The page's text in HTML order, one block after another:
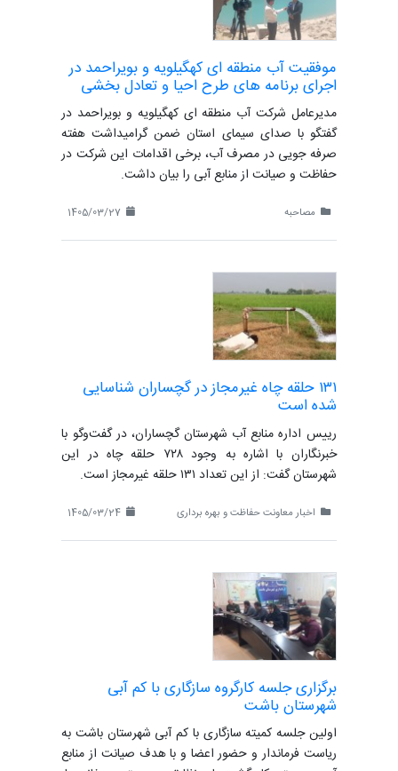
موفقیت آب منطقه ای کهگیلویه و بویراحمد در
اجرای برنامه های طرح احیا و تعادل بخشی
مدیرعامل شرکت آب منطقه ای کهگیلویه و بویراحمد در
گفتگو با صدای سیمای استان ضمن گرامیداشت هفته
صرفه جویی در مصرف آب، برخی اقدامات این شرکت در
حفاظت و صیانت از منابع آبی را بیان داشت.
مصاحبه
۱۳۱ حلقه چاه غیرمجاز در گچساران شناسایی
شده است
رییس اداره منابع آب شهرستان گچساران، در گفت‌وگو با
خبرنگاران با اشاره به وجود ۷۲۸ حلقه چاه در این
شهرستان گفت: از این تعداد ۱۳۱ حلقه غیرمجاز است.
اخبار معاونت حفاظت و بهره برداری
برگزاری جلسه کارگروه سازگاری با کم آبی
شهرستان باشت
اولین جلسه کمیته سازگاری با کم آبی شهرستان باشت به
ریاست فرماندار و حضور اعضا و با هدف صیانت از منابع